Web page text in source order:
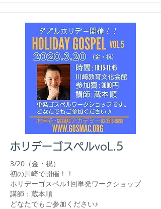
ホリデーゴスペルvoL.5
​3/20（金・祝）
初の川崎で開催！！
ホリデーゴスペル1回単発ワークショップ
講師：蔵本順
​どなたでもご参加ください♪